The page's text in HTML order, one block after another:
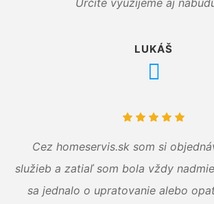
LUKÁŠ
Cez homeservis.sk som si
služieb a zatiaľ som bola vždy
sa jednalo o upratovanie alebo